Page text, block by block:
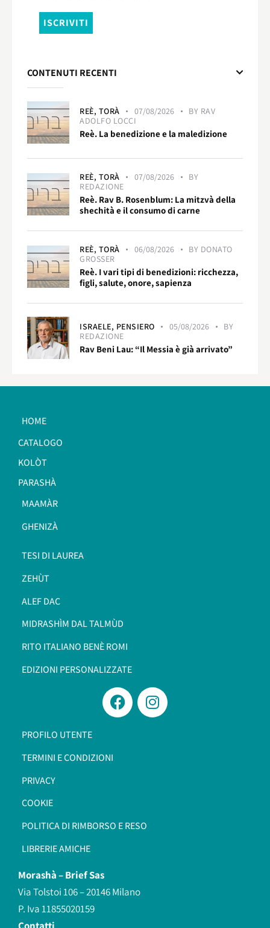
CONTENUTI RECENTI
REÈ, TORÀ 07/08/2026 BY RAV
ADOLFO LOCCI
Reè. La benedizione e la maledizione
REÈ, TORÀ 07/08/2026
BY
REDAZIONE
Reè. Rav B. Rosenblum: La mitzvà della
shechità e il consumo di carne
REÈ, TORÀ 06/08/2026 BY DONATO
GROSSER
Reè. I vari tipi di benedizioni: ricchezza,
figli, salute, onore, sapienza
ISRAELE, PENSIERO 05/08/2026
BY
REDAZIONE
Rav Beni Lau: “Il Messia è già arrivato”
HOME
CATALOGO
KOLÒT
PARASHÀ
MAAMÀR
GHENIZÀ
TESI DI LAUREA
ZEHÙT
ALEF DAC
MIDRASHÌM DAL TALMÙD
RITO ITALIANO BENÈ ROMI​
EDIZIONI PERSONALIZZATE
PROFILO UTENTE
TERMINI E CONDIZIONI
PRIVACY
COOKIE
POLITICA DI RIMBORSO E RESO
LIBRERIE AMICHE
Morashà –Brief Sas
Via Tolstoi 106 – 20146 Milano
P. Iva 11855020159
Contatti